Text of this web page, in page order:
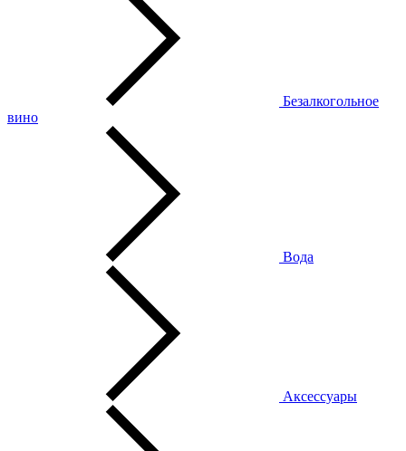
Безалкогольное
вино
Вода
Аксессуары